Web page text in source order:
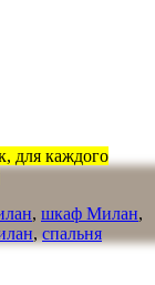
для каждого
, шкаф Милан,
, спальня